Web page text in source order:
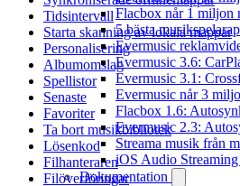
Flacbox når 1 miljon
5 bästa
Evermusic
Evermusic 3.6:
Evermusic 3.1:
Evermusic når 3
Flacbox 1.6:
Evermusic 2.3:
Streama musik från
iOS Audio
Dokumentation
Tidsintervall
Starta skanning av lokala mappar
Personalisering
Albumomslag
Spellistor
Senaste
Favoriter
Ta bort musikbibliotek
Lösenkod
Filhanteraren
Filöverföringar